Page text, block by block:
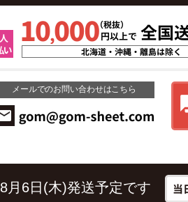
メールでのお問い合わせはこちら
8月6日(木)発送予定です